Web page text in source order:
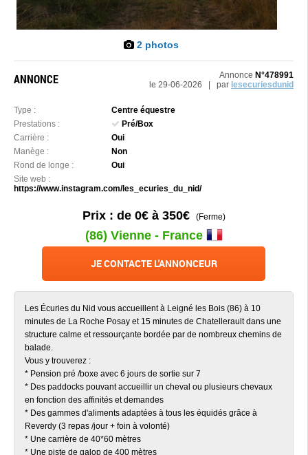
2 photos
ANNONCE Annonce N°478991
le 29-06-2026 | par lesecuriesdunid
Type :
Centre équestre
Prestations :
Pré/Box
Carrière :
Oui
Manège :
Non
Rond de longe :
Oui
Site web :
https://www.instagram.com/les_ecuries_du_nid/
Prix : de 0€ à 350€(Ferme)
(86) Vienne - France
JE CONTACTE L'ANNONCEUR
Les Écuries du Nid vous accueillent à Leigné les Bois (86) à 10
minutes de La Roche Posay et 15 minutes de Chatellerault dans une
structure calme et ressourçante bordée par de nombreux chemins de
balade.
Vous y trouverez :
* Pension pré /boxe avec 6 jours de sortie sur 7
* Des paddocks pouvant accueillir un cheval ou plusieurs chevaux
en fonction des affinités et demandes
* Des gammes d'aliments adaptées à tous les équidés grâce à
Reverdy (3 repas /jour + foin à volonté)
* Une carrière de 40*60 mètres
* Une piste de galop de 400 mètres